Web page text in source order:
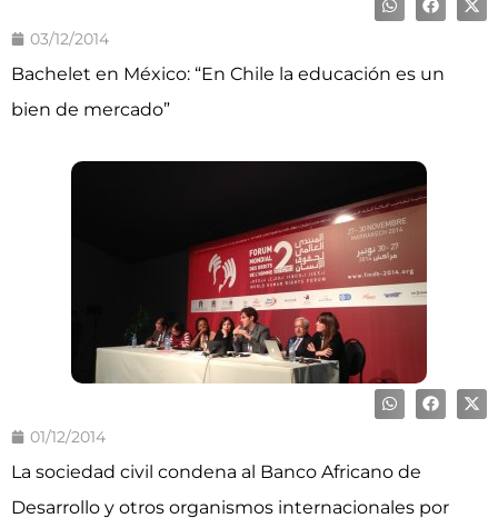
03/12/2014
Bachelet en México: “En Chile la educación es un
bien de mercado”
01/12/2014
La sociedad civil condena al Banco Africano de
Desarrollo y otros organismos internacionales por